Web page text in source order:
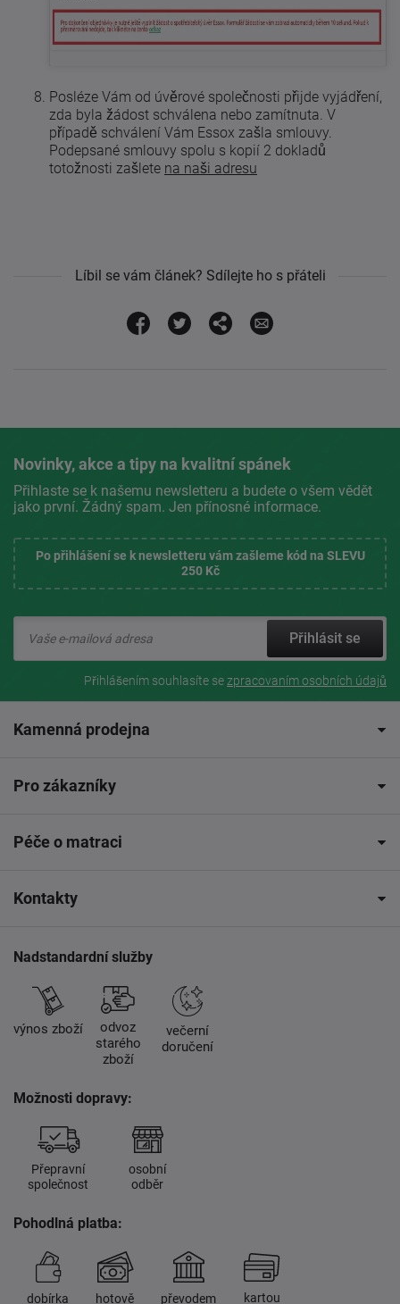
Posléze Vám od úvěrové společnosti přijde vyjádření,
zda byla žádost schválena nebo zamítnuta. V
případě schválení Vám Essox zašla smlouvy.
Podepsané smlouvy spolu s kopií 2 dokladů
totožnosti zašlete na naši adresu
Líbil se vám článek? Sdílejte ho s přáteli
Novinky, akce a tipy na kvalitní spánek
Přihlaste se k našemu newsletteru a budete o všem vědět
jako první. Žádný spam. Jen přínosné informace.
Po přihlášení se k newsletteru vám zašleme kód na SLEVU
250 Kč
Přihlásit se
Přihlášením souhlasíte sezpracovaním osobních údajů
Kamenná prodejna
Pro zákazníky
Péče o matraci
Kontakty
Nadstandardní služby
výnos zboží
odvoz
starého
zboží
večerní
doručení
Možnosti dopravy:
Přepravní
společnost
osobní
odběr
Pohodlná platba:
dobírka hotově převodem kartou